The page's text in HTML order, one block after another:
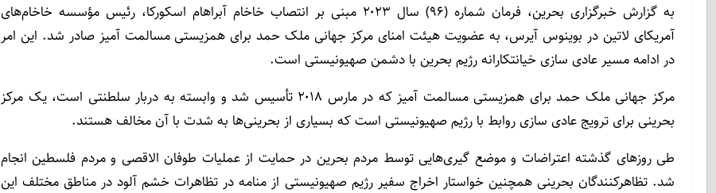
به گزارش خبرگزاری بحرین، فرمان شماره (۹۶) سال ۲۰۲۳ مبنی بر انتصاب خاخام آبراهام اسکورکا، رئیس مؤسسه خاخام‌های
آمریکای لاتین در بوینوس آیرس، به عضویت هیئت امنای مرکز جهانی ملک حمد برای همزیستی مسالمت آمیز صادر شد. این امر
در ادامه مسیر عادی سازی خیانتکارانه رژیم بحرین با دشمن صهیونیستی است.
مرکز جهانی ملک حمد برای همزیستی مسالمت آمیز که در مارس ۲۰۱۸ تأسیس شد و وابسته به دربار سلطنتی است، یک مرکز
بحرینی برای ترویج عادی سازی روابط با رژیم صهیونیستی است که بسیاری از بحرینی‌ها به شدت با آن مخالف هستند.
طی روزهای گذشته اعتراضات و موضع گیری‌هایی توسط مردم بحرین در حمایت از عملیات طوفان الاقصی و مردم فلسطین انجام
شد. تظاهرکنندگان بحرینی همچنین خواستار اخراج سفیر رژیم صهیونیستی از منامه در تظاهرات خشم آلود در مناطق مختلف این